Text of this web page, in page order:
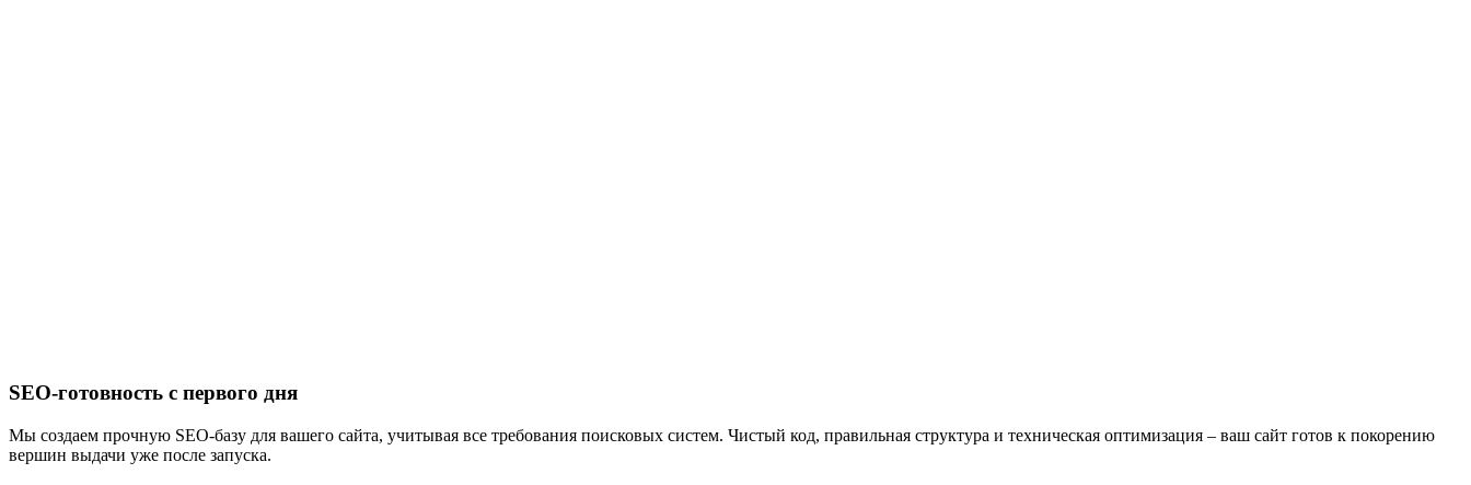
SEO-готовность с первого дня
Мы создаем прочную SEO-базу для вашего сайта, учитывая все требования поисковых систем. Чистый код, правильная структура и техническая оптимизация – ваш сайт готов к покорению
вершин выдачи уже после запуска.